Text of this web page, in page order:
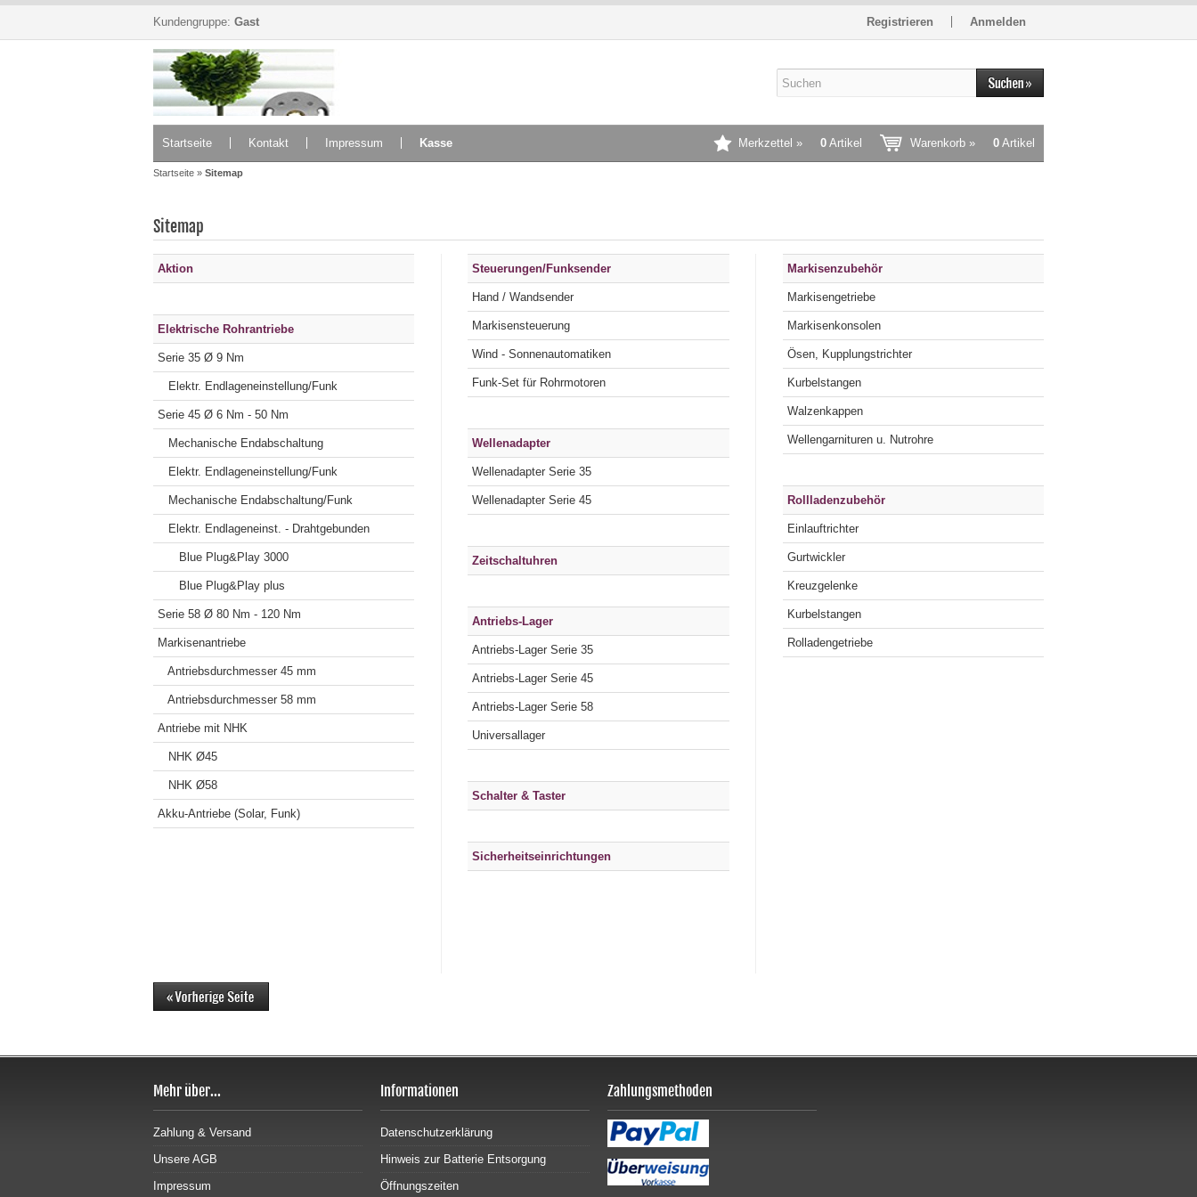
Kundengruppe: Gast Registrieren Anmelden
Startseite Kontakt Impressum Kasse Warenkorb » 0 Artikel
Merkzettel » 0 Artikel
Startseite » Sitemap
Sitemap
Aktion
Elektrische Rohrantriebe
Serie 35 Ø 9 Nm
Elektr. Endlageneinstellung/Funk
Serie 45 Ø 6 Nm - 50 Nm
Mechanische Endabschaltung
Elektr. Endlageneinstellung/Funk
Mechanische Endabschaltung/Funk
Elektr. Endlageneinst. - Drahtgebunden
Blue Plug&Play 3000
Blue Plug&Play plus
Serie 58 Ø 80 Nm - 120 Nm
Markisenantriebe
Antriebsdurchmesser 45 mm
Antriebsdurchmesser 58 mm
Antriebe mit NHK
NHK Ø45
NHK Ø58
Akku-Antriebe (Solar, Funk)
Steuerungen/Funksender
Hand / Wandsender
Markisensteuerung
Wind - Sonnenautomatiken
Funk-Set für Rohrmotoren
Wellenadapter
Wellenadapter Serie 35
Wellenadapter Serie 45
Zeitschaltuhren
Antriebs-Lager
Antriebs-Lager Serie 35
Antriebs-Lager Serie 45
Antriebs-Lager Serie 58
Universallager
Schalter & Taster
Sicherheitseinrichtungen
Markisenzubehör
Markisengetriebe
Markisenkonsolen
Ösen, Kupplungstrichter
Kurbelstangen
Walzenkappen
Wellengarnituren u. Nutrohre
Rollladenzubehör
Einlauftrichter
Gurtwickler
Kreuzgelenke
Kurbelstangen
Rolladengetriebe
Mehr über...
Zahlung & Versand
Unsere AGB
Impressum
Informationen
Datenschutzerklärung
Hinweis zur Batterie Entsorgung
Öffnungszeiten
Zahlungsmethoden